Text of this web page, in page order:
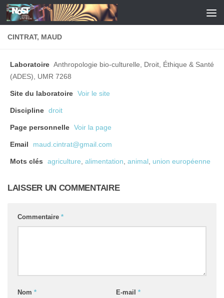
Skip to content
CINTRAT, MAUD
Laboratoire Anthropologie bio-culturelle, Droit, Éthique & Santé
(ADES), UMR 7268
Site du laboratoire Voir le site
Discipline droit
Page personnelle Voir la page
Email maud.cintrat@gmail.com
Mots clés agriculture, alimentation, animal , union européenne
LAISSER UN COMMENTAIRE
Commentaire *
Nom * E-mail *